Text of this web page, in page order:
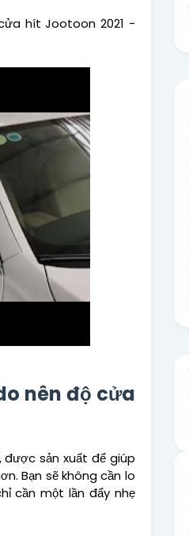
hít Jootoon 2021 -
nên độ cửa
sản xuất để giúp
Bạn sẽ không cần lo
cần một lần đẩy nhẹ